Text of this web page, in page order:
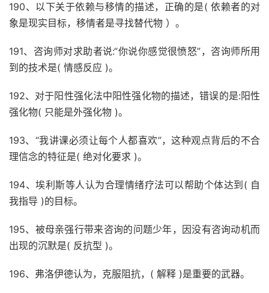
190、以下关于依赖与移情的描述，正确的是( 依赖者的对
象是现实目标，移情者是寻找替代物 ）。
191、咨询师对求助者说:“你说你感觉很愤怒”，咨询师所用
到的技术是( 情感反应 )。
192、对于阳性强化法中阳性强化物的描述，错误的是:阳性
强化物( 只能是外强化物 )。
193、“我讲课必须让每个人都喜欢”，这种观点背后的不合
理信念的特征是( 绝对化要求 )。
194、埃利斯等人认为合理情绪疗法可以帮助个体达到( 自
我指导 )的目标。
195、被母亲强行带来咨询的问题少年，因没有咨询动机而
出现的沉默是( 反抗型 )。
196、弗洛伊德认为，克服阻抗，( 解释 )是重要的武器。